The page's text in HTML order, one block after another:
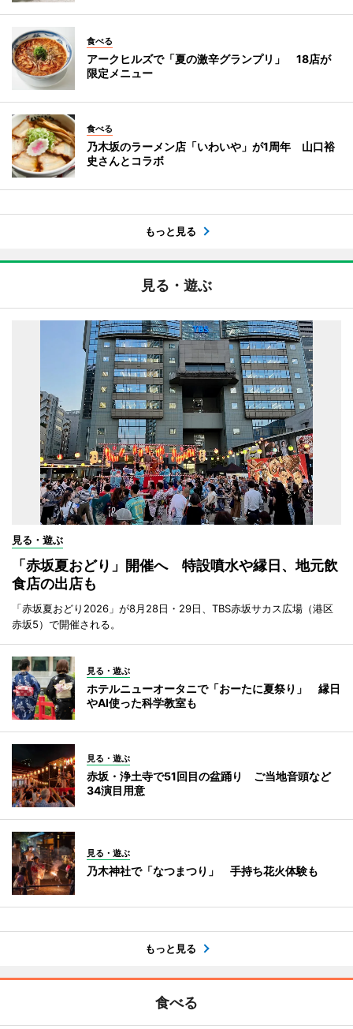
食べる
アークヒルズで「夏の激辛グランプリ」 18店が
限定メニュー
食べる
乃木坂のラーメン店「いわいや」が1周年 山口裕
史さんとコラボ
もっと見る
見る・遊ぶ
見る・遊ぶ
「赤坂夏おどり」開催へ 特設噴水や縁日、地元飲
食店の出店も
「赤坂夏おどり2026」が8月28日・29日、TBS赤坂サカス広場（港区
赤坂5）で開催される。
見る・遊ぶ
ホテルニューオータニで「おーたに夏祭り」 縁日
やAI使った科学教室も
見る・遊ぶ
赤坂・浄土寺で51回目の盆踊り ご当地音頭など
34演目用意
見る・遊ぶ
乃木神社で「なつまつり」 手持ち花火体験も
もっと見る
食べる